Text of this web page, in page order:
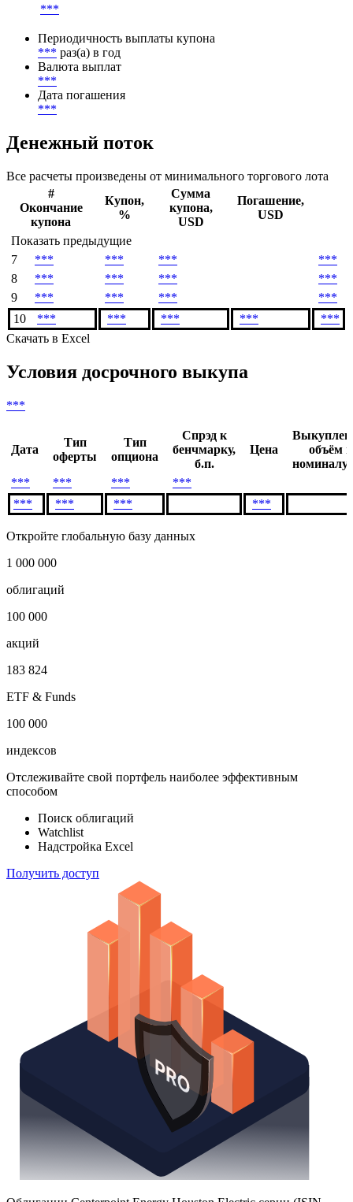
***
Периодичность выплаты купона
*** раз(а) в год
Валюта выплат
***
Дата погашения
***
Денежный поток
Все расчеты произведены от минимального торгового лота
#
Окончание
купона
Купон,
%
Сумма
купона,
USD
Погашение,
USD
Показать предыдущие
7
*** *** ***
***
8
*** *** ***
***
9
*** *** ***
***
10
*** *** *** ***
***
Скачать в Excel
Условия досрочного выкупа
***
Дата
Тип
оферты
Тип
опциона
Спрэд к
бенчмарку,
б.п.
Цена
объём
***
*** ***
***
***
*** *** ***
Откройте глобальную базу данных
1 000 000
облигаций
100 000
акций
183 824
ETF & Funds
100 000
индексов
Отслеживайте свой портфель наиболее эффективным
способом
Поиск облигаций
Watchlist
Надстройка Excel
Получить доступ